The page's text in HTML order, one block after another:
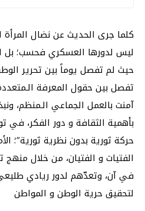
كلما جرى الحديث عن نضال المرأة
ليس لدورها العسكري فحسب؛ بل
حيث لم تفصل يوماً بين تحرير
تفصل بين حقول المعرفة
آمنت بالعمل الجماعي الـمنظم،
بأهمية الثقافة و دور الفكر، في
حركة ثورية بدون نظرية ثورية”؛
الفتيات و الفتيان، من خلال
في آن، وتعدّهم لدور ريادي
لتحقيق حرية الوطن و المواطن